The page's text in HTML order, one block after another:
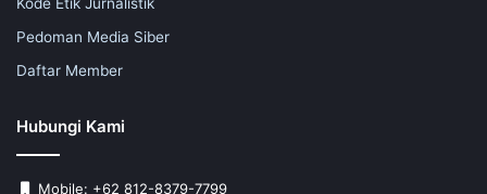
Pedoman Media Siber
Daftar Member
Hubungi Kami
Mobile: +62 812-8379-7799